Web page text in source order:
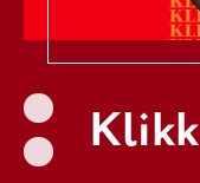
Klikk